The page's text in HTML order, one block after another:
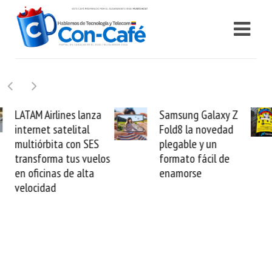
Samsung Galaxy Z
Fold8 la novedad
plegable y un
formato fácil de
enamorse
Cashea levanta 100
millones de dólares y
valida el crédito del
venezolano ante el
mundo